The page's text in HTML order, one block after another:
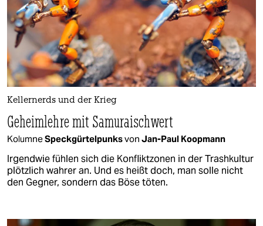
Kellernerds und der Krieg
Geheimlehre mit Samuraischwert
KolumneSpeckgürtelpunksvon Jan-Paul Koopmann
Irgendwie fühlen sich die Konfliktzonen in der Trashkultur
plötzlich wahrer an. Und es heißt doch, man solle nicht
den Gegner, sondern das Böse töten.